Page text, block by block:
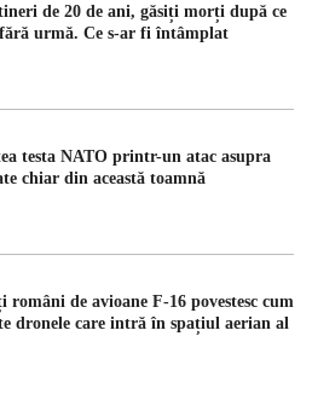
de 20 de ani, găsiți morți după ce
urmă. Ce s-ar fi întâmplat
testa NATO printr-un atac asupra
chiar din această toamnă
români de avioane F-16 povestesc cum
dronele care intră în spațiul aerian al